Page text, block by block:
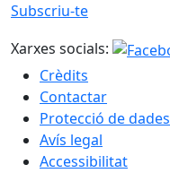
Subscriu-te
Xarxes socials:
Crèdits
Contactar
Protecció de dades
Avís legal
Accessibilitat